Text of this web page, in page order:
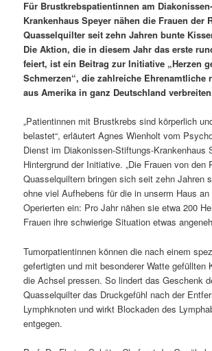
Für Brustkrebspatientinnen am
Krankenhaus Speyer nähen die Frauen der
Quasselquilter seit zehn Jahren bunte
Die Aktion, die in diesem Jahr das erste
feiert, ist ein Beitrag zur Initiative „Herzen
Schmerzen“, die zahlreiche Ehrenamtliche
aus Amerika in ganz Deutschland
„Patientinnen mit Brustkrebs sind körperlich
belastet“, erläutert Agnes Wienholt vom
Dienst im Diakonissen-Stiftungs-Krankenhaus
Hintergrund der Initiative. „Die Frauen von den
Quasselquiltern bringen sich seit zehn Jahren
ohne viel Aufhebens für die in unserm Haus
Operierten ein: Pro Jahr nähen sie etwa 200
Frauen ihre schwierige Situation etwas
Tumorpatientinnen können die nach einem
gefertigten und mit besonderer Watte gefüllten
die Achsel pressen. So lindert das Geschenk
Quasselquilter das Druckgefühl nach der
Lymphknoten und wirkt Blockaden des
entgegen.